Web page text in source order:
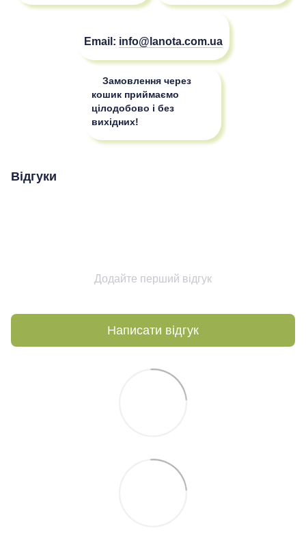
Email: info@lanota.com.ua
Замовлення через
кошик приймаємо
цілодобово і без
вихідних!
Відгуки
Додайте перший відгук
Написати відгук